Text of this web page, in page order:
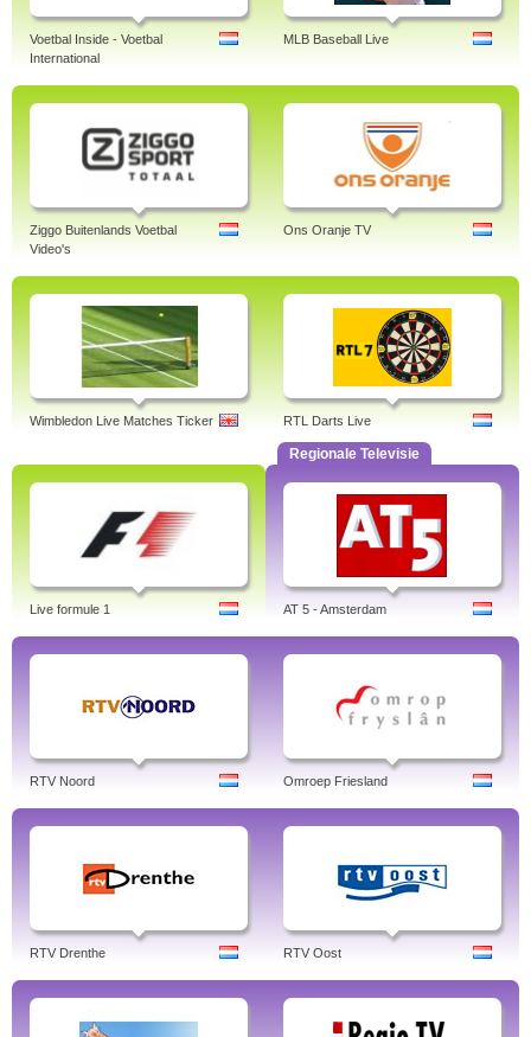
Voetbal Inside - Voetbal
International
MLB Baseball Live
Ziggo Buitenlands Voetbal
Video's
Ons Oranje TV
Wimbledon Live Matches Ticker RTL Darts Live
Live formule 1
Regionale Televisie
AT 5 - Amsterdam
RTV Noord Omroep Friesland
RTV Drenthe RTV Oost